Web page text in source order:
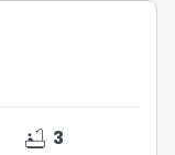
bathtub 3